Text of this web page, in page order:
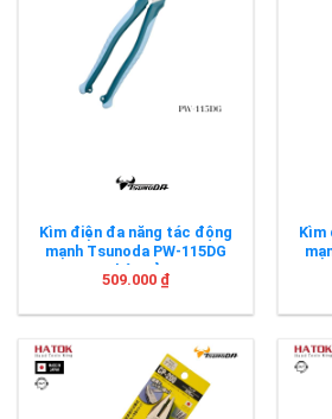
Kìm điện đa năng tác động
mạnh Tsunoda PW-115DG
Nhật Bản
509.000 ₫
Kìm